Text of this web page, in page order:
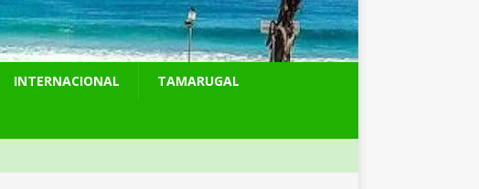
INTERNACIONAL TAMARUGAL